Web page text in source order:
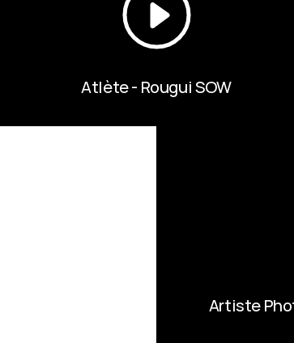
Atlète - Rougui SOW
Artiste